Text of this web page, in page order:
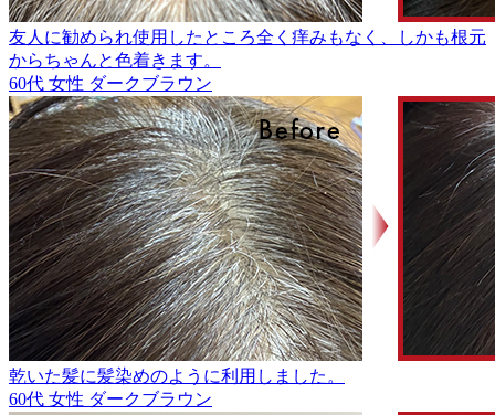
友人に勧められ使用したところ全く痒みもなく、しかも根元
からちゃんと色着きます。
60代 女性 ダークブラウン
乾いた髪に髪染めのように利用しました。
60代 女性 ダークブラウン